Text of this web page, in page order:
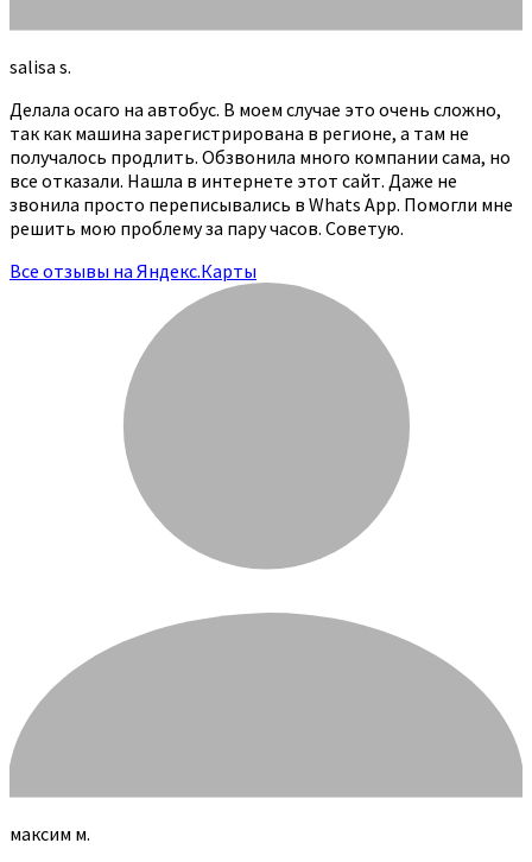
salisa s.
Делала осаго на автобус. В моем случае это очень сложно,
так как машина зарегистрирована в регионе, а там не
получалось продлить. Обзвонила много компании сама, но
все отказали. Нашла в интернете этот сайт. Даже не
звонила просто переписывались в Whats App. Помогли мне
решить мою проблему за пару часов. Советую.
Все отзывы на Яндекс.Карты
максим м.